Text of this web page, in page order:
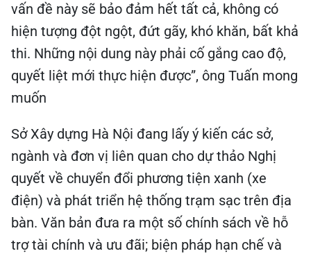
vấn đề này sẽ bảo đảm hết tất cả, không có
hiện tượng đột ngột, đứt gãy, khó khăn, bất khả
thi. Những nội dung này phải cố gắng cao độ,
quyết liệt mới thực hiện được”, ông Tuấn mong
muốn
Sở Xây dựng Hà Nội đang lấy ý kiến các sở,
ngành và đơn vị liên quan cho dự thảo Nghị
quyết về chuyển đổi phương tiện xanh (xe
điện) và phát triển hệ thống trạm sạc trên địa
bàn. Văn bản đưa ra một số chính sách về hỗ
trợ tài chính và ưu đãi; biện pháp hạn chế và